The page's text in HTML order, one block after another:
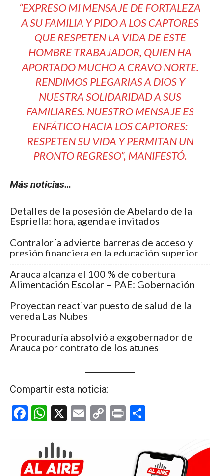
“EXPRESO MI MENSAJE DE FORTALEZA
A SU FAMILIA Y PIDO A LOS CAPTORES
QUE RESPETEN LA VIDA DE ESTE
HOMBRE TRABAJADOR, QUIEN HA
APORTADO MUCHO A CRAVO NORTE.
RENDIMOS PLEGARIAS A DIOS Y
NUESTRA SOLIDARIDAD A SUS
FAMILIARES. NUESTRO MENSAJE ES
ENFÁTICO HACIA LOS CAPTORES:
RESPETEN SU VIDA Y PERMITAN UN
PRONTO REGRESO”, MANIFESTÓ.
Más noticias…
Detalles de la posesión de Abelardo de la
Espriella: hora, agenda e invitados
Contraloría advierte barreras de acceso y
presión financiera en la educación superior
Arauca alcanza el 100 % de cobertura
Alimentación Escolar – PAE: Gobernación
Proyectan reactivar puesto de salud de la
vereda Las Nubes
Procuraduría absolvió a exgobernador de
Arauca por contrato de los atunes
Compartir esta noticia:
F
b
W
at
s
X
E
C
Pr
p